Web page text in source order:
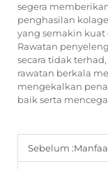
segera
penghasilan
yang semakin kuat
Rawatan
secara tidak
rawatan berkala
mengekalkan
baik serta
Sebelum :Manfaat